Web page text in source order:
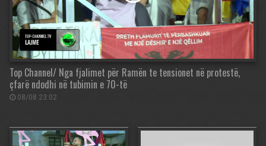
Top Channel/ Nga fjalimet për Ramën te tensionet në protestë,
çfarë ndodhi në tubimin e 70-të
08/08 23:02